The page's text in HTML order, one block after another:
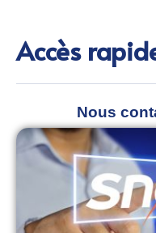
Accès
Nous